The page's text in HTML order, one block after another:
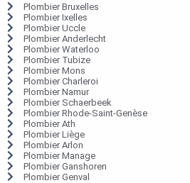
Plombier Bruxelles
Plombier Ixelles
Plombier Uccle
Plombier Anderlecht
Plombier Waterloo
Plombier Tubize
Plombier Mons
Plombier Charleroi
Plombier Namur
Plombier Schaerbeek
Plombier Rhode-Saint-Genèse
Plombier Ath
Plombier Liège
Plombier Arlon
Plombier Manage
Plombier Ganshoren
Plombier Genval